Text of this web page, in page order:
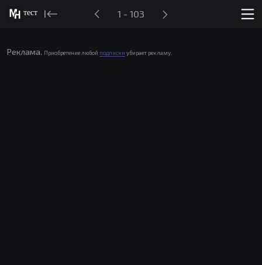
тест 1 - 103
Реклама. Приобретение любой подписки убирает рекламу.